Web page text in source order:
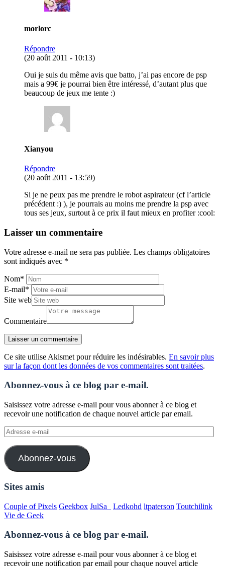
morlorc
Répondre
(20 août 2011 - 10:13)
Oui je suis du même avis que batto, j’ai pas encore de psp
mais a 99€ je pourrai bien être intéressé, d’autant plus que
beaucoup de jeux me tente :)
Xianyou
Répondre
(20 août 2011 - 13:59)
Si je ne peux pas me prendre le robot aspirateur (cf l’article
précédent :) ), je pourrais au moins me prendre la psp avec
tous ses jeux, surtout à ce prix il faut mieux en profiter :cool:
Laisser un commentaire
Votre adresse e-mail ne sera pas publiée. Les champs obligatoires
sont indiqués avec *
Nom*
E-mail*
Site web
Commentaire
Ce site utilise Akismet pour réduire les indésirables. En savoir plus
sur la façon dont les données de vos commentaires sont traitées.
Abonnez-vous à ce blog par e-mail.
Saisissez votre adresse e-mail pour vous abonner à ce blog et
recevoir une notification de chaque nouvel article par email.
Adresse
e-
mail
Abonnez-vous
Sites amis
Couple of Pixels Geekbox JulSa_ Ledkohd ltpaterson Toutchilink
Vie de Geek
Abonnez-vous à ce blog par e-mail.
Saisissez votre adresse e-mail pour vous abonner à ce blog et
recevoir une notification par email pour chaque nouvel article